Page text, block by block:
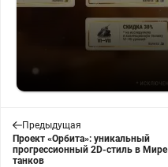
Предыдущая
Проект «Орбита»: уникальный
прогрессионный 2D-стиль в Мире
танков